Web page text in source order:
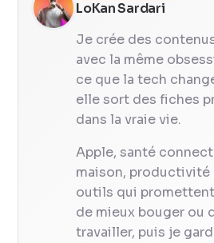
LoKan Sardari
Je crée des
avec la même
ce que la tech
elle sort des fiches
dans la vraie vie.
Apple, santé
maison, productivité
outils qui
de mieux bouger ou
travailler, puis je